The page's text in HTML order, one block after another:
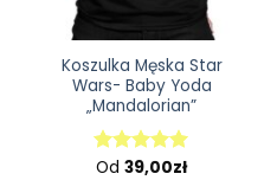
Koszulka Męska Star
Wars- Baby Yoda
„Mandalorian”
Oceniono
Od 39,00zł